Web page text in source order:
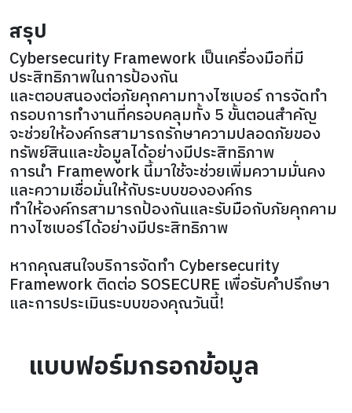
สรุป
Cybersecurity Framework เป็นเครื่องมือที่มี
ประสิทธิภาพในการป้องกัน
และตอบสนองต่อภัยคุกคามทางไซเบอร์ การจัดทำ
กรอบการทำงานที่ครอบคลุมทั้ง 5 ขั้นตอนสำคัญ
จะช่วยให้องค์กรสามารถรักษาความปลอดภัยของ
ทรัพย์สินและข้อมูลได้อย่างมีประสิทธิภาพ
การนำ Framework นี้มาใช้จะช่วยเพิ่มความมั่นคง
และความเชื่อมั่นให้กับระบบขององค์กร
ทำให้องค์กรสามารถป้องกันและรับมือกับภัยคุกคาม
ทางไซเบอร์ได้อย่างมีประสิทธิภาพ
หากคุณสนใจบริการจัดทำ Cybersecurity
Framework ติดต่อ SOSECURE เพื่อรับคำปรึกษา
และการประเมินระบบของคุณวันนี้!
แบบฟอร์มกรอกข้อมูล